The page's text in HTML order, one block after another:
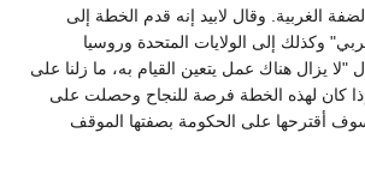
الغربية. وقال لابيد إنه قدم الخطة إلى
وكذلك إلى الولايات المتحدة وروسيا
"لا يزال هناك عمل يتعين القيام به، ما زلنا على
كان لهذه الخطة فرصة للنجاح وحصلت على
أقترحها على الحكومة بصفتها الموقف